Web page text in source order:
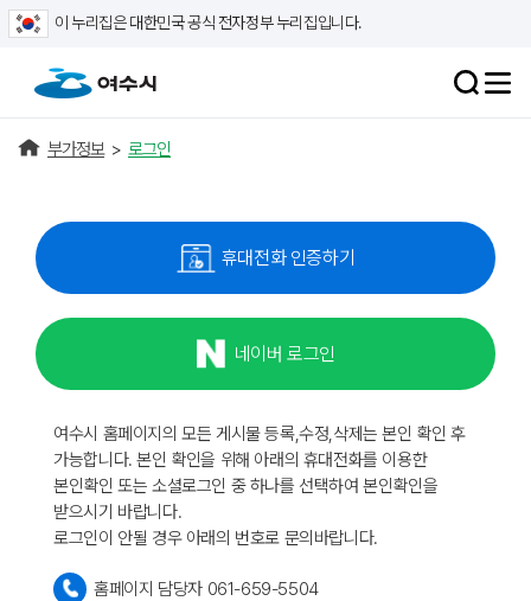
이 누리집은 대한민국 공식 전자정부 누리집입니다.
부가정보 > 로그인
휴대전화 인증하기
네이버 로그인
여수시 홈페이지의 모든 게시물 등록,수정,삭제는 본인 확인 후
가능합니다. 본인 확인을 위해 아래의 휴대전화를 이용한
본인확인 또는 소셜로그인 중 하나를 선택하여 본인확인을
받으시기 바랍니다.
로그인이 안될 경우 아래의 번호로 문의바랍니다.
홈페이지 담당자 061-659-5504